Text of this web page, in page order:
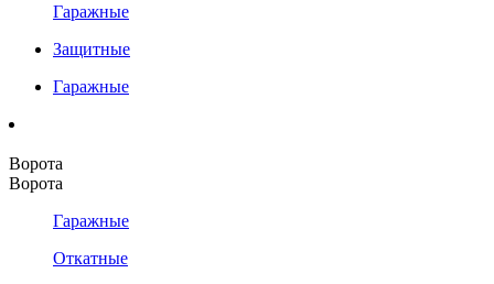
Гаражные
Защитные
Гаражные
Ворота
Ворота
Гаражные
Откатные